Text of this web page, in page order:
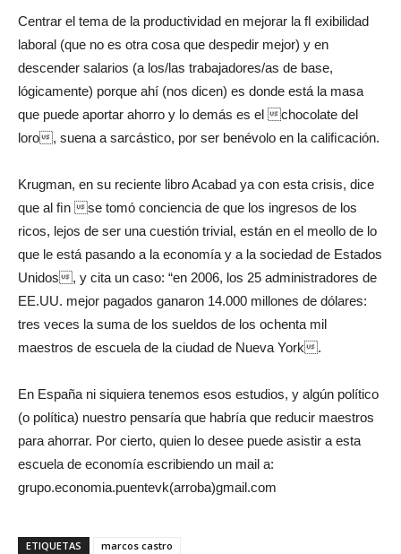
Centrar el tema de la productividad en mejorar la ﬂ exibilidad
laboral (que no es otra cosa que despedir mejor) y en
descender salarios (a los/las trabajadores/as de base,
lógicamente) porque ahí (nos dicen) es donde está la masa
que puede aportar ahorro y lo demás es el chocolate del
loro, suena a sarcástico, por ser benévolo en la caliﬁcación.
Krugman, en su reciente libro Acabad ya con esta crisis, dice
que al ﬁn se tomó conciencia de que los ingresos de los
ricos, lejos de ser una cuestión trivial, están en el meollo de lo
que le está pasando a la economía y a la sociedad de Estados
Unidos, y cita un caso: “en 2006, los 25 administradores de
EE.UU. mejor pagados ganaron 14.000 millones de dólares:
tres veces la suma de los sueldos de los ochenta mil
maestros de escuela de la ciudad de Nueva York.
En España ni siquiera tenemos esos estudios, y algún político
(o política) nuestro pensaría que habría que reducir maestros
para ahorrar. Por cierto, quien lo desee puede asistir a esta
escuela de economía escribiendo un mail a:
grupo.economia.puentevk(arroba)gmail.com
ETIQUETAS
marcos castro